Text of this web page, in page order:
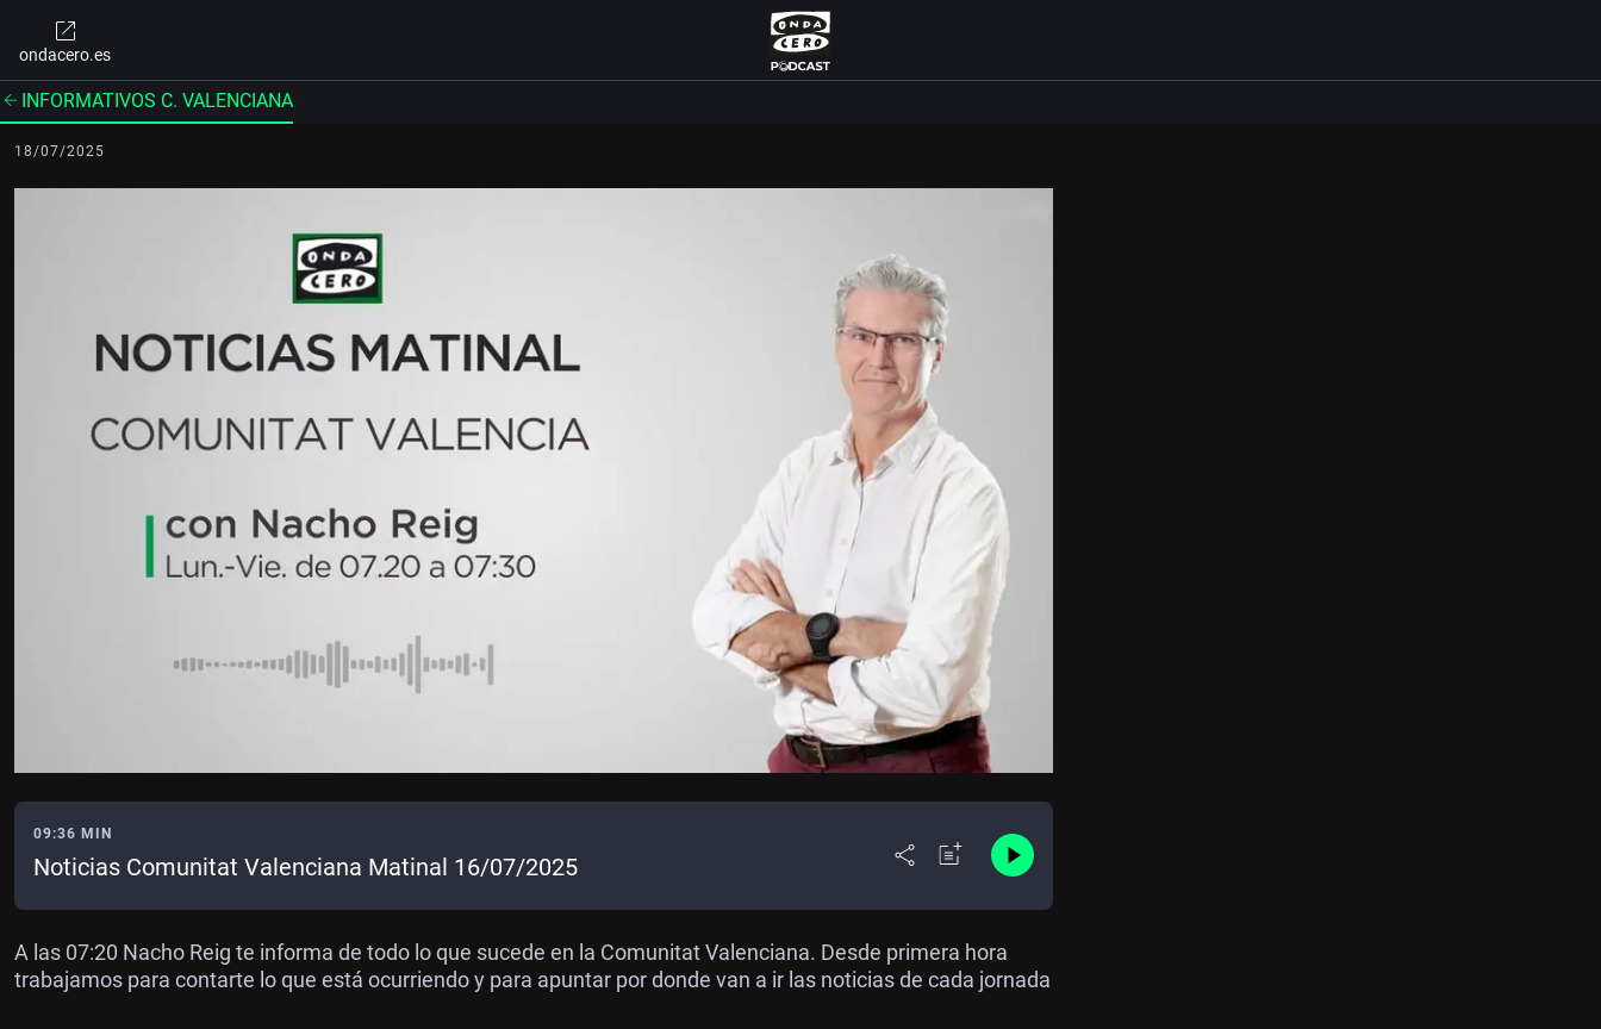
ondacero.es
INFORMATIVOS C. VALENCIANA
18/07/2025
09:36 MIN
Noticias Comunitat Valenciana Matinal 16/07/2025
A las 07:20 Nacho Reig te informa de todo lo que sucede en la Comunitat Valenciana. Desde primera hora
trabajamos para contarte lo que está ocurriendo y para apuntar por donde van a ir las noticias de cada jornada